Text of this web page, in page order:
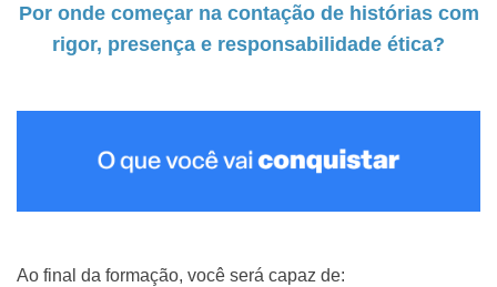
Por onde começar na contação de histórias com
rigor, presença e responsabilidade ética?
Ao final da formação, você será capaz de: